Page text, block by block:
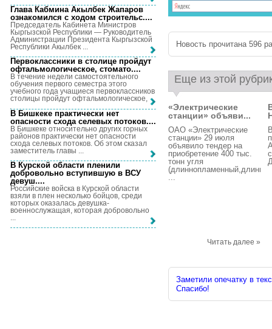
Новость прочитана 596
Еще из этой
«Электрические
станции» объяви...
ОАО «Электрические
станции» 29 июля
объявило тендер на
приобретение 400 тыс.
тонн угля
...
Читать далее »
Заметили опечатку в
Спасибо!
Глава Кабмина Акылбек Жапаров
ознакомился с ходом строительс....
Председатель Кабинета Министров
Кыргызской Республики — Руководитель
Администрации Президента Кыргызской
Республики Акылбек ...
Первоклассники в столице пройдут
офтальмологическое, стомато....
В течение недели самостоятельного
обучения первого семестра этого
учебного года учащиеся первоклассников
столицы пройдут офтальмологическое, ...
В Бишкеке практически нет
опасности схода селевых потоков....
В Бишкеке относительно других горных
районов практически нет опасности
схода селевых потоков. Об этом сказал
заместитель главы ...
В Курской области пленили
добровольно вступившую в ВСУ
девуш....
Российские войска в Курской области
взяли в плен несколько бойцов, среди
которых оказалась девушка-
военнослужащая, которая добровольно
...